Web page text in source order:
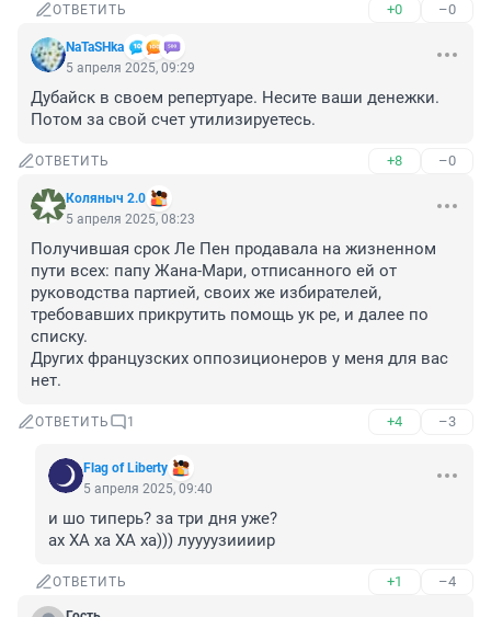
ОТВЕТИТЬ +0 –0
NaTaSHka
5 апреля 2025, 09:29
Дубайск в своем репертуаре. Несите ваши денежки.
Потом за свой счет утилизируетесь.
ОТВЕТИТЬ +8 –0
Коляныч 2.0
5 апреля 2025, 08:23
Получившая срок Ле Пен продавала на жизненном
пути всех: папу Жана-Мари, отписанного ей от
руководства партией, своих же избирателей,
требовавших прикрутить помощь ук ре, и далее по
списку.
Других французских оппозиционеров у меня для вас
нет.
ОТВЕТИТЬ 1 +4 –3
Flag of Liberty
5 апреля 2025, 09:40
и шо типерь? за три дня уже?
ах ХА ха ХА ха))) луууузиииир
ОТВЕТИТЬ +1 –4